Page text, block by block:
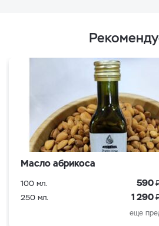
Масло абрикоса
100 мл. 590
250 мл. 1 290
еще